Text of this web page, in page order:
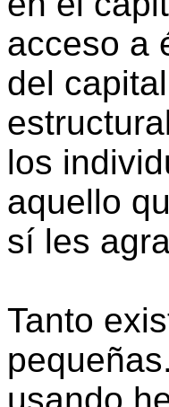
acceso a
del
los
aquello
sí les
Tanto